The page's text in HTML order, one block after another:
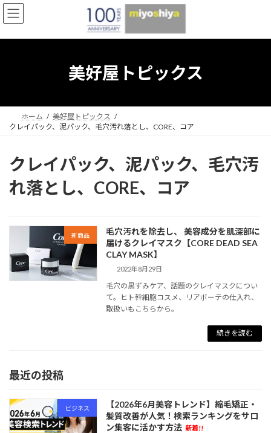
コ
ン
ン
ナ
ビ
ー
美好屋トピックス
ホーム
美好屋トピックス
クレイパック、泥パック、毛穴汚れ落とし、CORE、コア
クレイパック、泥パック、毛穴汚
れ落とし、CORE、コア
新商品
毛穴汚れを除去し、 美容成分を肌深部に
届けるクレイマスク【CORE DEAD SEA
CLAY MASK】
2022年8月29日
毛穴の黒ずみケア、話題のクレイマスクについ
て。ヒト幹細胞コスメ、リアボーテの仕入れ、
取扱いもこちらから。
続きを読む
最近の投稿
ビジネス
【2026年6月美容トレンド】縮毛矯正・
髪質改善が人気！検索ランキングをサロ
ン集客に活かす方法 新着!!